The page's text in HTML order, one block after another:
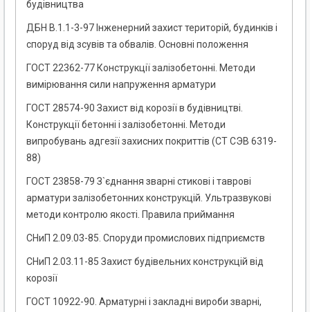
будівництва
ДБН В.1.1-3-97 Інженерний захист територій, будинків і
споруд від зсувів та обвалів. Основні положення
ГОСТ 22362-77 Конструкції залізобетонні. Методи
вимірювання сили напруження арматури
ГОСТ 28574-90 Захист від корозії в будівництві.
Конструкції бетонні і залізобетонні. Методи
випробувань адгезії захисних покриттів (СТ СЭВ 6319-
88)
ГОСТ 23858-79 З`єднання зварні стикові і таврові
арматури залізобетонних конструкцій. Ультразвукові
методи контролю якості. Правила приймання
СНиП 2.09.03-85. Споруди промислових підприємств
СНиП 2.03.11-85 Захист будівельних конструкцій від
корозії
ГОСТ 10922-90. Арматурні і закладні вироби зварні,